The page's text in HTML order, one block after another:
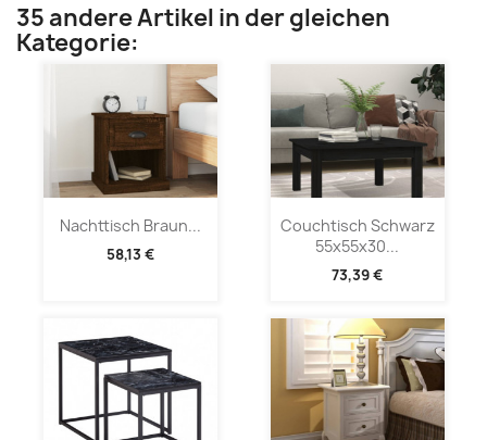
35 andere Artikel in der gleichen
Kategorie:
Nachttisch Braun...
58,13 €
Couchtisch Schwarz
55x55x30...
73,39 €